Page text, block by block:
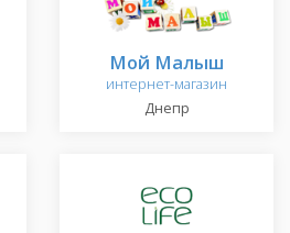
Мой Малыш
интернет-магазин
Днепр